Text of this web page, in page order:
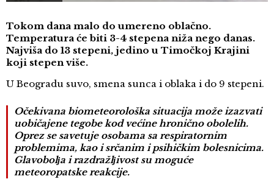
Tokom dana malo do umereno oblačno.
Temperatura će biti 3-4 stepena niža nego danas.
Najviša do 13 stepeni, jedino u Timočkoj Krajini
koji stepen više.
U Beogradu suvo, smena sunca i oblaka i do 9 stepeni.
Očekivana biometeorološka situacija može izazvati
uobičajene tegobe kod većine hronično obolelih.
Oprez se savetuje osobama sa respiratornim
problemima, kao i srčanim i psihičkim bolesnicima.
Glavobolјa i razdražlјivost su moguće
meteoropatske reakcije.